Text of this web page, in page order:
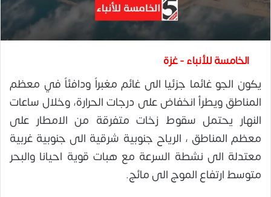
الخامسة للأنباء - غزة
يكون الجو غائما جزئيا الى غائم مغبراً ودافئاً في معظم
المناطق ويطرأ انخفاض على درجات الحرارة، وخلال ساعات
النهار يحتمل سقوط زخات متفرقة من الامطار على
معظم المناطق ، الرياح جنوبية شرقية الى جنوبية غربية
معتدلة الى نشطة السرعة مع هبات قوية احيانا والبحر
متوسط ارتفاع الموج الى مائج.